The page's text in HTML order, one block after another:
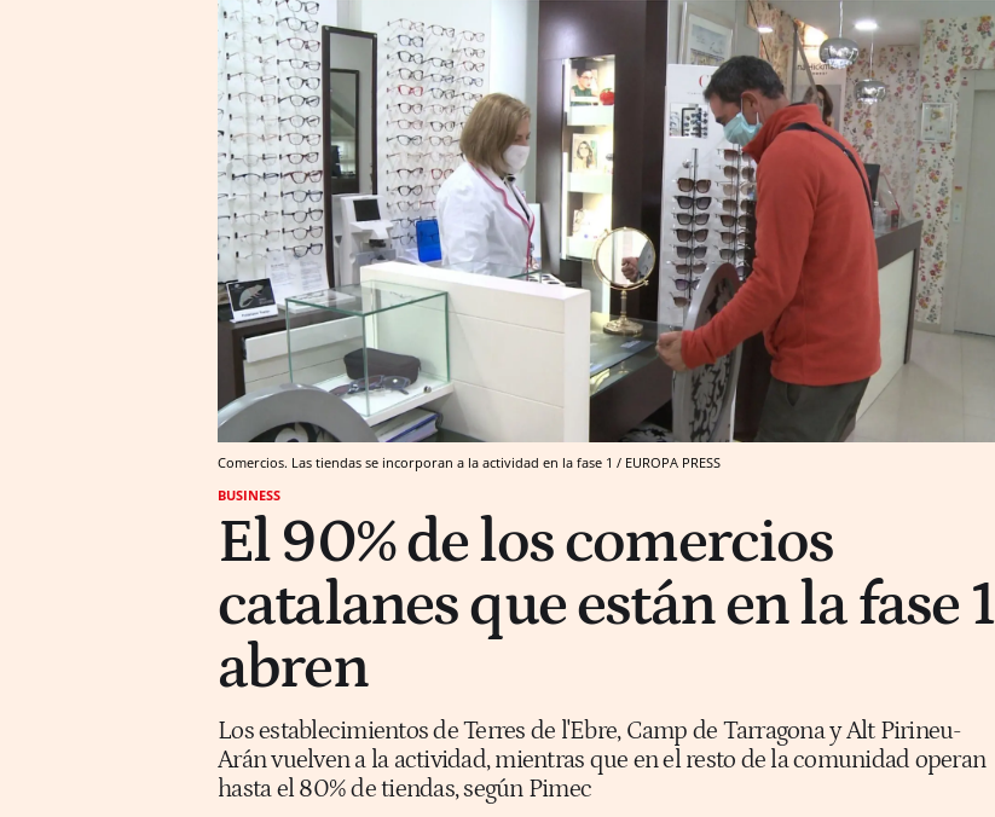
Comercios. Las tiendas se incorporan a la actividad en la fase 1 / EUROPA PRESS
BUSINESS
El 90% de los comercios
catalanes que están en la fase 1
abren
Los establecimientos de Terres de l'Ebre, Camp de Tarragona y Alt Pirineu-
Arán vuelven a la actividad, mientras que en el resto de la comunidad operan
hasta el 80% de tiendas, según Pimec